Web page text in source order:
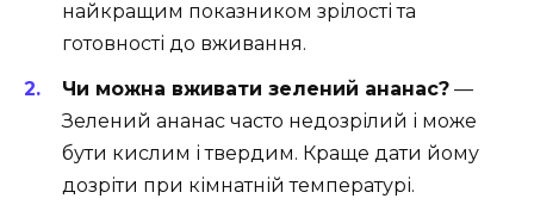
найкращим показником зрілості та
готовності до вживання.
Чи можна вживати зелений ананас? —
Зелений ананас часто недозрілий і може
бути кислим і твердим. Краще дати йому
дозріти при кімнатній температурі.